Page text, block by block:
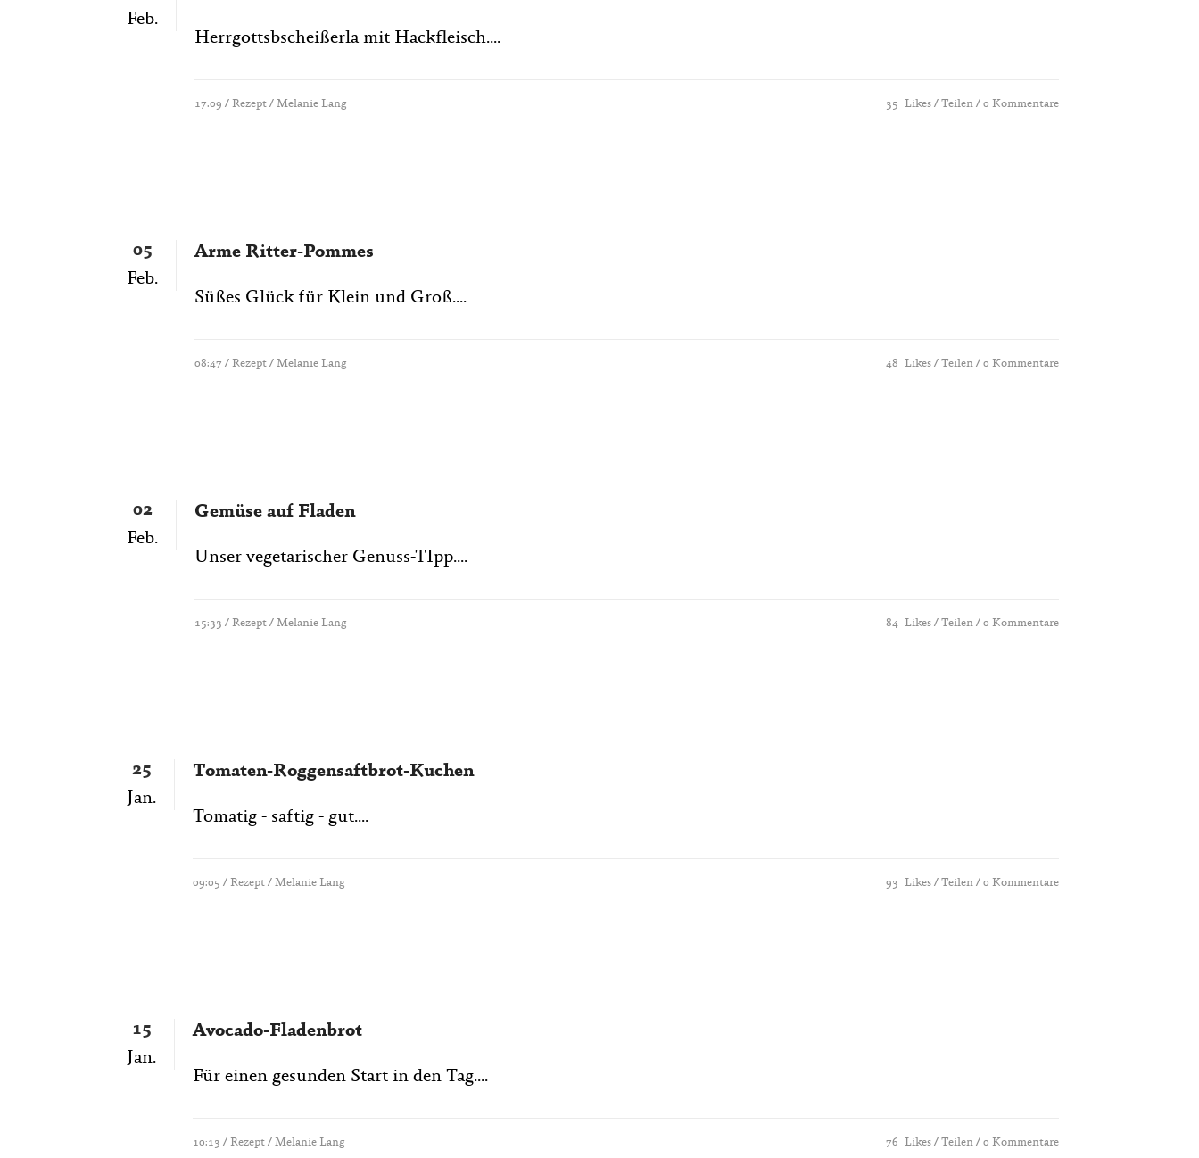
Feb.
Herrgottsbscheißerla mit Hackfleisch....
17:09 / Rezept / Melanie Lang 35 Likes Teilen 0 Kommentare
05
Feb.
Arme Ritter-Pommes
Süßes Glück für Klein und Groß....
08:47 / Rezept / Melanie Lang 48 Likes Teilen 0 Kommentare
02
Feb.
Gemüse auf Fladen
Unser vegetarischer Genuss-TIpp....
15:33 / Rezept / Melanie Lang 84 Likes Teilen 0 Kommentare
25
Jan.
Tomaten-Roggensaftbrot-Kuchen
Tomatig - saftig - gut....
09:05 / Rezept / Melanie Lang 93 Likes Teilen 0 Kommentare
15
Jan.
Avocado-Fladenbrot
Für einen gesunden Start in den Tag....
10:13 / Rezept / Melanie Lang 76 Likes Teilen 0 Kommentare